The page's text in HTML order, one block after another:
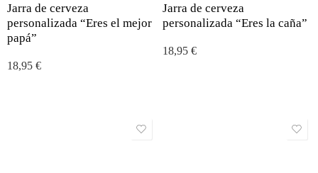
Jarra de cerveza
personalizada “Eres el mejor
papá”
18,95 €
Jarra de cerveza
personalizada “Eres la caña”
18,95 €